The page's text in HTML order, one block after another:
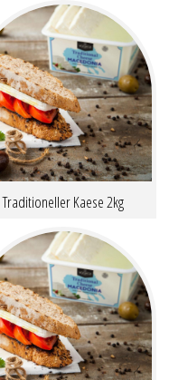
Traditioneller Kaese 2kg